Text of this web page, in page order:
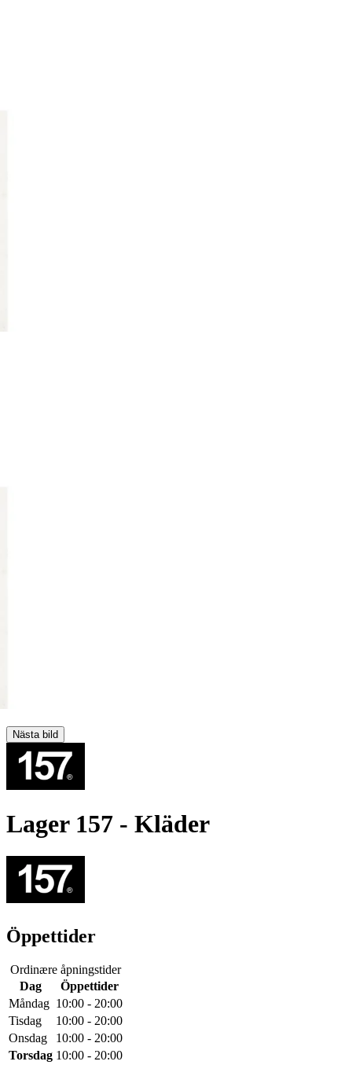
Nästa bild
Lager 157 - Kläder
Öppettider
Ordinære åpningstider
Dag
Öppettider
Måndag 10:00 - 20:00
Tisdag
10:00 - 20:00
Onsdag
10:00 - 20:00
Torsdag 10:00 - 20:00